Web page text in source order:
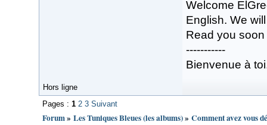
Welcome
English. We
Read you
-----------
Bienvenue à
Hors ligne
Pages : 1 2 3 Suivant
Forum» Les Tuniques Bleues (les albums)» Comment avez vous